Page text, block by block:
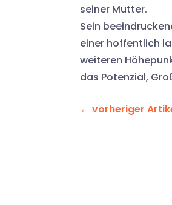
seiner Mutter.
Sein
einer hoffentlich
weiteren
das Potenzial,
← vorheriger